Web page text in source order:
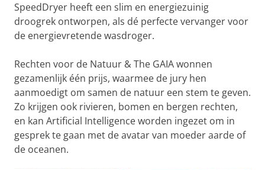
SpeedDryer heeft een slim en energiezuinig
droogrek ontworpen, als dé perfecte vervanger voor
de energievretende wasdroger.
Rechten voor de Natuur & The GAIA wonnen
gezamenlijk één prijs, waarmee de jury hen
aanmoedigt om samen de natuur een stem te geven.
Zo krijgen ook rivieren, bomen en bergen rechten,
en kan Artificial Intelligence worden ingezet om in
gesprek te gaan met de avatar van moeder aarde of
de oceanen.